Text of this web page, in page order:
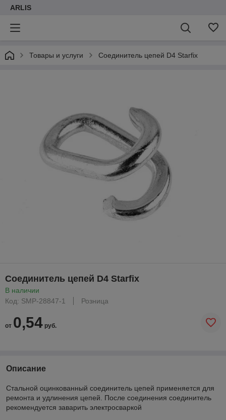
ARLIS
Товары и услуги Соединитель цепей D4 Starfix
Соединитель цепей D4 Starfix
В наличии
Код: SMP-28847-1
Розница
от 0,54 руб.
Описание
Стальной оцинкованный соединитель цепей применяется для
ремонта и удлинения цепей. После соединения соединитель
рекомендуется заварить электросваркой